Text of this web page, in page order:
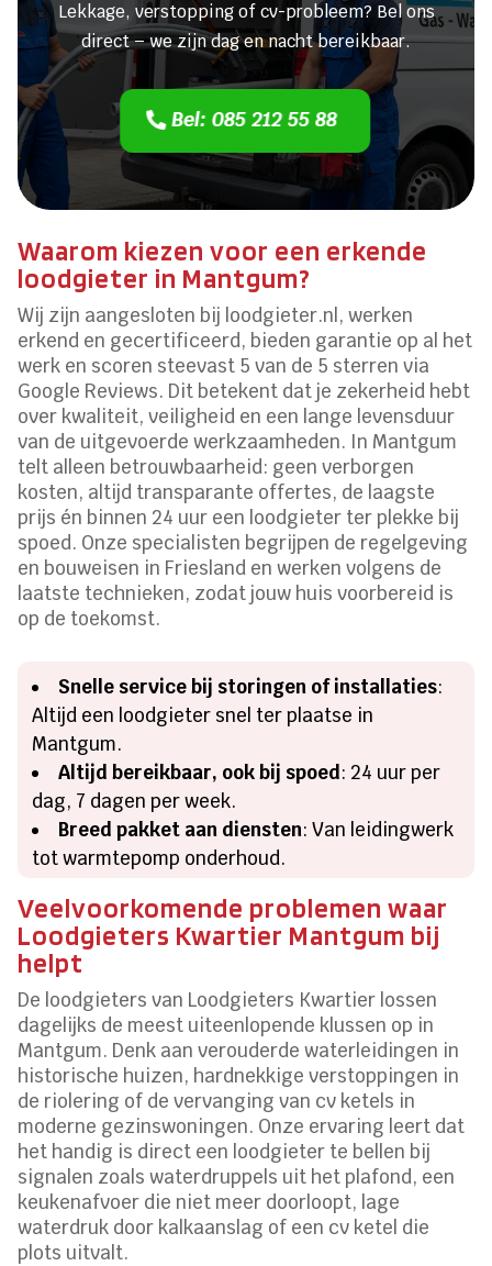
Lekkage, verstopping of cv-probleem? Bel ons
direct – we zijn dag en nacht bereikbaar.
Bel: 085 212 55 88
Waarom kiezen voor een erkende
loodgieter in Mantgum?
Wij zijn aangesloten bij loodgieter.nl, werken
erkend en gecertificeerd, bieden garantie op al het
werk en scoren steevast 5 van de 5 sterren via
Google Reviews. Dit betekent dat je zekerheid hebt
over kwaliteit, veiligheid en een lange levensduur
van de uitgevoerde werkzaamheden. In Mantgum
telt alleen betrouwbaarheid: geen verborgen
kosten, altijd transparante offertes, de laagste
prijs én binnen 24 uur een loodgieter ter plekke bij
spoed. Onze specialisten begrijpen de regelgeving
en bouweisen in Friesland en werken volgens de
laatste technieken, zodat jouw huis voorbereid is
op de toekomst.
Snelle service bij storingen of installaties:
Altijd een loodgieter snel ter plaatse in
Mantgum.
Altijd bereikbaar, ook bij spoed: 24 uur per
dag, 7 dagen per week.
Breed pakket aan diensten: Van leidingwerk
tot warmtepomp onderhoud.
Veelvoorkomende problemen waar
Loodgieters Kwartier Mantgum bij
helpt
De loodgieters van Loodgieters Kwartier lossen
dagelijks de meest uiteenlopende klussen op in
Mantgum. Denk aan verouderde waterleidingen in
historische huizen, hardnekkige verstoppingen in
de riolering of de vervanging van cv ketels in
moderne gezinswoningen. Onze ervaring leert dat
het handig is direct een loodgieter te bellen bij
signalen zoals waterdruppels uit het plafond, een
keukenafvoer die niet meer doorloopt, lage
waterdruk door kalkaanslag of een cv ketel die
plots uitvalt.